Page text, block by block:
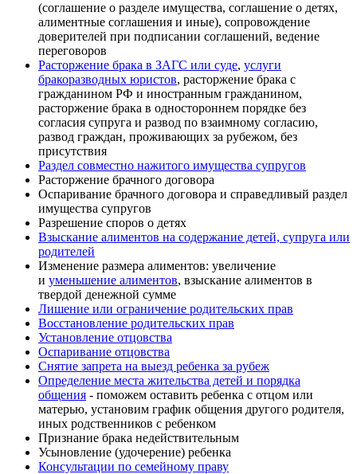
(соглашение о разделе имущества, соглашение о детях,
алиментные соглашения и иные), сопровождение
доверителей при подписании соглашений, ведение
переговоров
Расторжение брака в ЗАГС или суде, услуги
бракоразводных юристов, расторжение брака с
гражданином РФ и иностранным гражданином,
расторжение брака в одностороннем порядке без
согласия супруга и развод по взаимному согласию,
развод граждан, проживающих за рубежом, без
присутствия
Раздел совместно нажитого имущества супругов
Расторжение брачного договора
Оспаривание брачного договора и справедливый раздел
имущества супругов
Разрешение споров о детях
Взыскание алиментов на содержание детей, супруга или
родителей
Изменение размера алиментов: увеличение
и уменьшение алиментов, взыскание алиментов в
твердой денежной сумме
Лишение или ограничение родительских прав
Восстановление родительских прав
Установление отцовства
Оспаривание отцовства
Снятие запрета на выезд ребенка за рубеж
Определение места жительства детей и порядка
общения - поможем оставить ребенка с отцом или
матерью, установим график общения другого родителя,
иных родственников с ребенком
Признание брака недействительным
Усыновление (удочерение) ребенка
Консультации по семейному праву